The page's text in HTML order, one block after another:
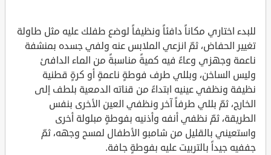
للبدء اختاري مكاناً دافئاً ونظيفاً لوضع طفلك عليه مثل طاولة
تغيير الحفاض، ثمّ انزعي الملابس عنه ولفي جسده بمنشفة
ناعمة وجهزي وعاءً فيه كميةً مناسبةً من الماء الدافئ
وليس الساخن، وبللي طرف فوطةٍ ناعمةٍ أو كرةٍ قطنية
نظيفة ونظفي عينيه ابتداءً من قناته الدمعية بلطف إلى
الخارج، ثمّ بللي طرفاً آخر ونظفي العين الأخرى بنفس
الطريقة، ثمّ نظفي أنفه وأذنيه بفوطةٍ مبلولة أخرى
واستعيني بالقليل من شامبو الأطفال لمسح وجهه، ثمّ
جففيه جيداً بالتربيت عليه بفوطةٍ جافة.